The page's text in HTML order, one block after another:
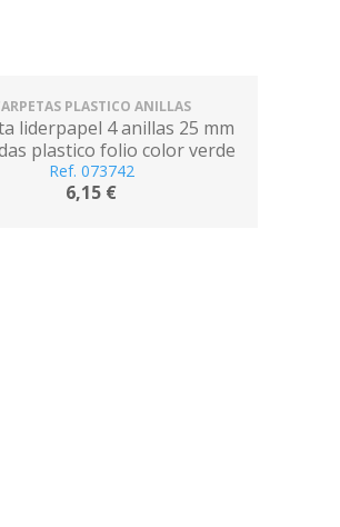
PLASTICO ANILLAS
liderpapel 4 anillas 25 mm
plastico folio color verde
pistacho
Ref. 073742
6,15 €